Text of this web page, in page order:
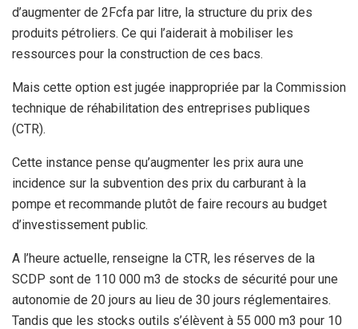
d’augmenter de 2Fcfa par litre, la structure du prix des
produits pétroliers. Ce qui l’aiderait à mobiliser les
ressources pour la construction de ces bacs.
Mais cette option est jugée inappropriée par la Commission
technique de réhabilitation des entreprises publiques
(CTR).
Cette instance pense qu’augmenter les prix aura une
incidence sur la subvention des prix du carburant à la
pompe et recommande plutôt de faire recours au budget
d’investissement public.
A l’heure actuelle, renseigne la CTR, les réserves de la
SCDP sont de 110 000 m3 de stocks de sécurité pour une
autonomie de 20 jours au lieu de 30 jours réglementaires.
Tandis que les stocks outils s’élèvent à 55 000 m3 pour 10